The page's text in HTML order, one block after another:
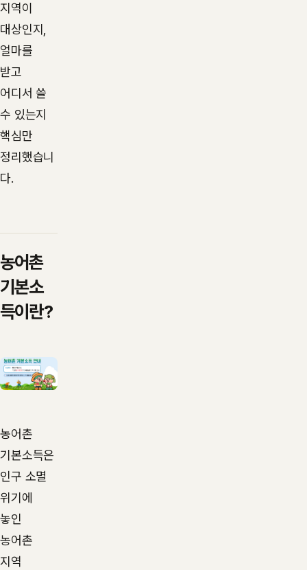
지역이
대상인지,
얼마를
받고
어디서 쓸
수 있는지
핵심만
정리했습니
다.
농어촌
기본소
득이란?
농어촌
기본소득은
인구 소멸
위기에
놓인
농어촌
지역